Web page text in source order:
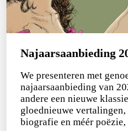
Margo Hoogenberk
22,50
BESTEL
Najaarsaanbieding
We presenteren met
najaarsaanbieding van
andere een nieuwe
gloednieuwe vertalingen,
biografie en méér